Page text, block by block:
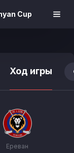
Cup
Ход игры
Ереван